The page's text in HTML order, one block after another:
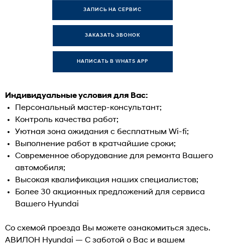
ЗАПИСЬ НА СЕРВИС
ЗАКАЗАТЬ ЗВОНОК
НАПИСАТЬ В WHATS APP
Индивидуальные условия для Вас:
Персональный мастер-консультант;
Контроль качества работ;
Уютная зона ожидания с бесплатным Wi-fi;
Выполнение работ в кратчайшие сроки;
Современное оборудование для ремонта Вашего
автомобиля;
Высокая квалификация наших специалистов;
Более 30 акционных предложений для сервиса
Вашего Hyundai
Со схемой проезда Вы можете ознакомиться здесь.
АВИЛОН Hyundai — С заботой о Вас и вашем